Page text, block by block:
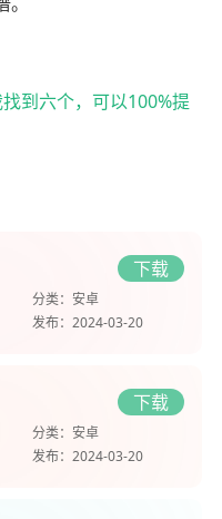
到六个，可以100%提
下载
分类： 安卓
发布： 2024-03-20
下载
分类： 安卓
发布： 2024-03-20